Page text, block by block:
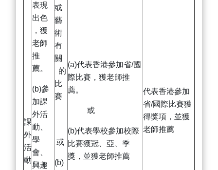
課
外
活
動
表現
出色
，獲
老師
推
薦。
(b)參
加課
外活
動、
學
會、
興趣
或
藝
術
有
關
的
比
賽
或
(b)
(a)代表香港參加省/國
際比賽，獲老師推
薦。
或
(b)代表學校參加校際
比賽獲冠、亞、季
獎，並獲老師推薦
代表香港參加
省/國際比賽獲
得獎項，並獲
老師推薦